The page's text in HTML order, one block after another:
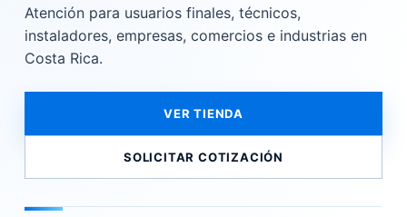
Atención para usuarios finales, técnicos,
instaladores, empresas, comercios e industrias en
Costa Rica.
VER TIENDA
SOLICITAR COTIZACIÓN